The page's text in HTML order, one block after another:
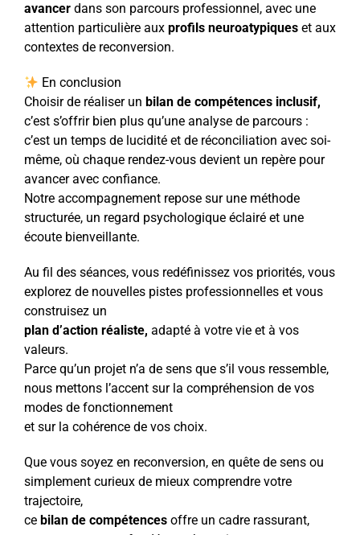
avancer dans son parcours professionnel, avec une
attention particulière aux profils neuroatypiques et aux
contextes de reconversion.
En conclusion
Choisir de réaliser un bilan de compétences inclusif,
c’est s’offrir bien plus qu’une analyse de parcours :
c’est un temps de lucidité et de réconciliation avec soi-
même, où chaque rendez-vous devient un repère pour
avancer avec confiance.
Notre accompagnement repose sur une méthode
structurée, un regard psychologique éclairé et une
écoute bienveillante.
Au fil des séances, vous redéfinissez vos priorités, vous
explorez de nouvelles pistes professionnelles et vous
construisez un
plan d’action réaliste, adapté à votre vie et à vos
valeurs.
Parce qu’un projet n’a de sens que s’il vous ressemble,
nous mettons l’accent sur la compréhension de vos
modes de fonctionnement
et sur la cohérence de vos choix.
Que vous soyez en reconversion, en quête de sens ou
simplement curieux de mieux comprendre votre
trajectoire,
ce bilan de compétences offre un cadre rassurant,